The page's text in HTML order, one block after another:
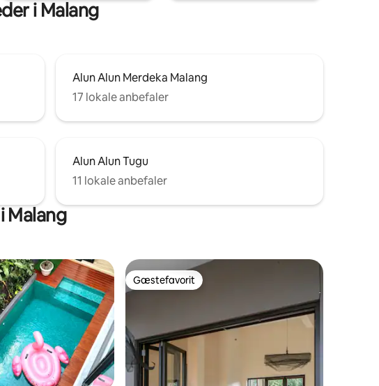
i Malang
Alun Alun Merdeka Malang
17 lokale anbefaler
Alun Alun Tugu
11 lokale anbefaler
Malang
Gæstefavorit
Gæstefavorit